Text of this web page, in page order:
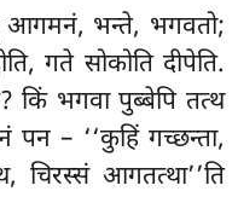
आगमनं, भन्ते, भगवतो;
गते सोकोति दीपेति.
किं भगवा पुब्बेपि तत्थ
पन – ‘‘कुहिं गच्छन्ता,
आगतत्था’’ति